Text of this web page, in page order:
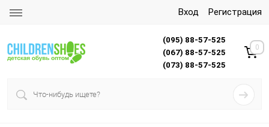
Вход Регистрация
(095) 88-57-525
(067) 88-57-525
(073) 88-57-525
0